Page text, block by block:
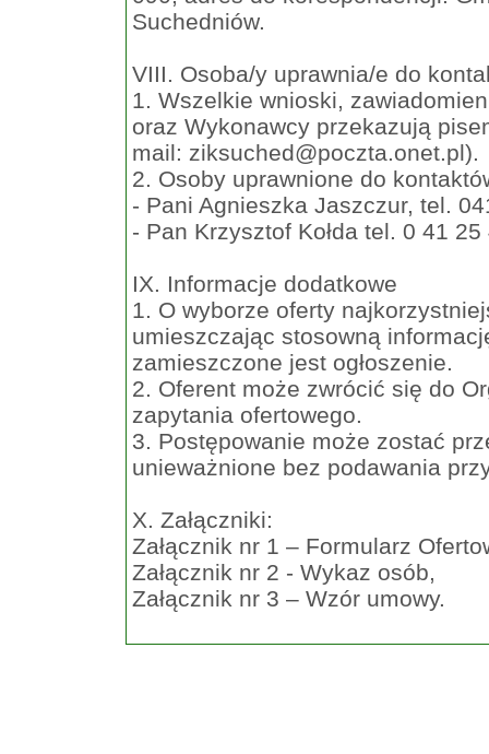
Suchedniów.
VIII. Osoba/y uprawnia/e do
1. Wszelkie wnioski,
oraz Wykonawcy przekazują
mail: ziksuched@poczta.onet.pl).
2. Osoby uprawnione do
- Pani Agnieszka Jaszczur, tel.
- Pan Krzysztof Kołda tel. 0 41
IX. Informacje dodatkowe
1. O wyborze oferty
umieszczając stosowną
zamieszczone jest ogłoszenie.
2. Oferent może zwrócić się do
zapytania ofertowego.
3. Postępowanie może zostać
unieważnione bez podawania
X. Załączniki:
Załącznik nr 1 – Formularz
Załącznik nr 2 - Wykaz osób,
Załącznik nr 3 – Wzór umowy.